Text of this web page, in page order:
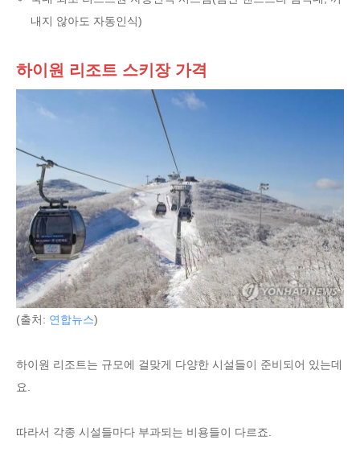
내지 않아도 자동인식)
하이원 리조트 스키장 가격
(출처: 연합뉴스)
하이원 리조트는 규모에 걸맞게 다양한 시설들이 준비되어 있는데
요.
따라서 각종 시설들마다 부과되는 비용들이 다르죠.